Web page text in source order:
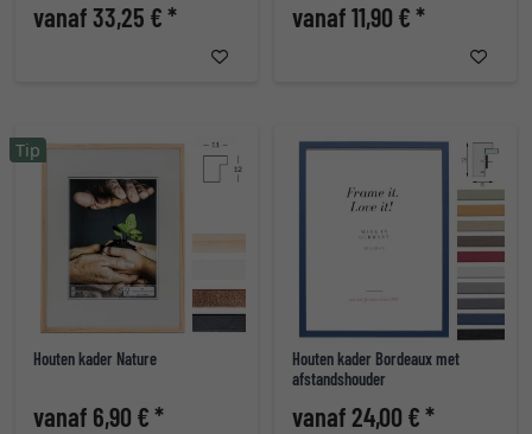
vanaf 33,25 € * vanaf 11,90 € *
Houten kader Nature
vanaf 6,90 € *
Tip
Houten kader Bordeaux met
afstandshouder
vanaf 24,00 € *